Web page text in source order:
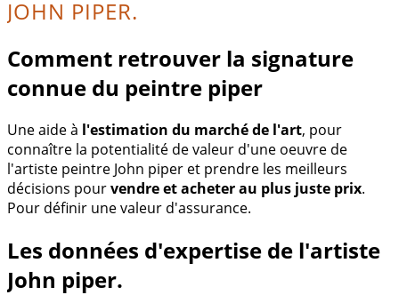
JOHN PIPER.
Comment retrouver la signature
connue du peintre piper
Une aide à l'estimation du marché de l'art, pour
connaître la potentialité de valeur d'une oeuvre de
l'artiste peintre John piper et prendre les meilleurs
décisions pourvendre et acheter au plus juste prix.
Pour définir une valeur d'assurance.
Les données d'expertise de l'artiste
John piper.